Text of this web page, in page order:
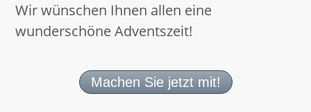
Wir wünschen Ihnen allen eine
wunderschöne Adventszeit!
Machen Sie jetzt mit!